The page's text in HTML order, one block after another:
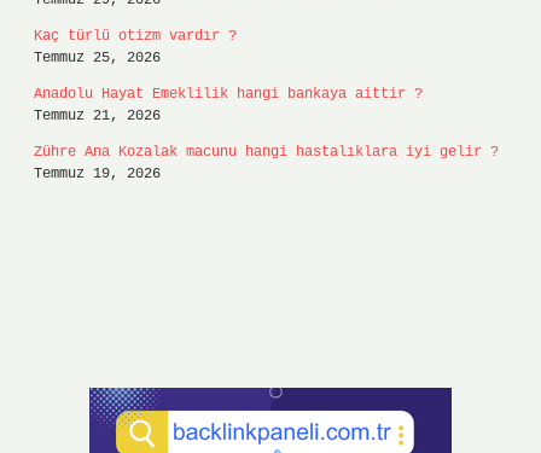
Kaç türlü otizm vardır ?
Temmuz 25, 2026
Anadolu Hayat Emeklilik hangi bankaya aittir ?
Temmuz 21, 2026
Zühre Ana Kozalak macunu hangi hastalıklara iyi gelir ?
Temmuz 19, 2026